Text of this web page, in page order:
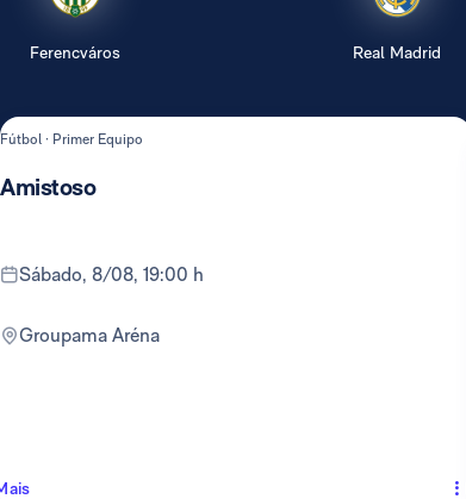
Ferencváros Real Madrid
Fútbol · Primer Equipo
Amistoso
sábado, 8/08, 19:00 h
Groupama Aréna